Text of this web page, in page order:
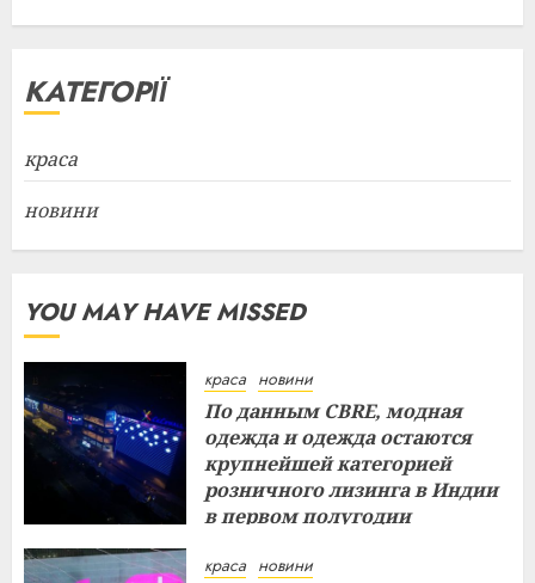
КАТЕГОРІЇ
краса
новини
YOU MAY HAVE MISSED
краса новини
По данным CBRE, модная
одежда и одежда остаются
крупнейшей категорией
розничного лизинга в Индии
в первом полугодии
краса новини